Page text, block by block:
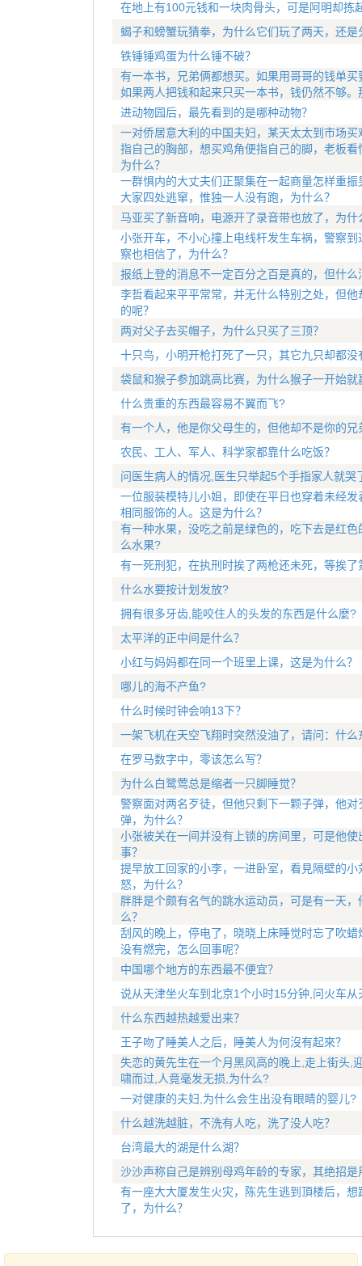
在地上有100元钱和一块肉骨头，可是阿明却拣
蝎子和螃蟹玩猜拳，为什么它们玩了两天，还是
铁锤锤鸡蛋为什么锤不破？
有一本书，兄弟俩都想买。如果用哥哥的钱单
如果两人把钱和起来只买一本书，钱仍然不够
进动物园后，最先看到的是哪种动物？
一对侨居意大利的中国夫妇，某天太太到市场
指自己的胸部，想买鸡角便指自己的脚，老板
为什么？
一群惧内的大丈夫们正聚集在一起商量怎样重
大家四处逃窜，惟独一人没有跑，为什么？
马亚买了新音响，电源开了录音带也放了，为什
小张开车，不小心撞上电线杆发生车祸，警察
察也相信了，为什么？
报纸上登的消息不一定百分之百是真的，但什么
李哲看起来平平常常，并无什么特别之处，但
的呢？
两对父子去买帽子，为什么只买了三顶？
十只鸟，小明开枪打死了一只，其它九只却都没
袋鼠和猴子参加跳高比赛，为什么猴子一开始就
什么贵重的东西最容易不翼而飞?
有一个人，他是你父母生的，但他却不是你的兄
农民、工人、军人、科学家都靠什么吃饭？
问医生病人的情况,医生只举起5个手指家人就哭
一位服装模特儿小姐，即使在平日也穿着未经
相同服饰的人。这是为什么？
有一种水果，没吃之前是绿色的，吃下去是红
么水果?
有一死刑犯，在执刑时挨了两枪还未死，等挨
什么水要按计划发放?
拥有很多牙齿,能咬住人的头发的东西是什么麼?
太平洋的正中间是什么？
小红与妈妈都在同一个班里上课，这是为什么？
哪儿的海不产鱼?
什么时候时钟会响13下？
一架飞机在天空飞翔时突然没油了，请问：什么
在罗马数字中，零该怎么写？
为什么白鹭莺总是缩者一只脚睡觉？
警察面对两名歹徒，但他只剩下一颗子弹，他
弹，为什么？
小张被关在一间并没有上锁的房间里，可是他
事？
提早放工回家的小李，一进卧室，看見隔壁的
怒，为什么？
胖胖是个颇有名气的跳水运动员，可是有一天
么？
刮风的晚上，停电了，晓晓上床睡觉时忘了吹
没有燃完，怎么回事呢？
中国哪个地方的东西最不便宜？
说从天津坐火车到北京1个小时15分钟,问火车
什么东西越热越爱出来？
王子吻了睡美人之后，睡美人为何沒有起來？
失恋的黄先生在一个月黑风高的晚上,走上街头,
啸而过,人竟毫发无损,为什么?
一对健康的夫妇,为什么会生出没有眼睛的婴儿?
什么越洗越脏，不洗有人吃，洗了没人吃？
台湾最大的湖是什么湖？
沙沙声称自己是辨别母鸡年龄的专家，其绝招是
有一座大大厦发生火灾，陈先生逃到頂楼后，
了，为什么？